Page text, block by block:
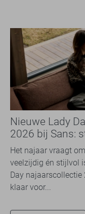
Nieuwe Lady
2026 bij Sans:
travelkwaliteit
Het najaar vraagt
veelzijdig én stijlvol
Day najaarscollectie
klaar voor...